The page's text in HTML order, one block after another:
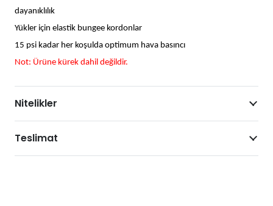
dayanıklılık
Yükler için elastik bungee kordonlar
15 psi kadar her koşulda optimum hava basıncı
Not: Ürüne kürek dahil değildir.
Nitelikler
Teslimat